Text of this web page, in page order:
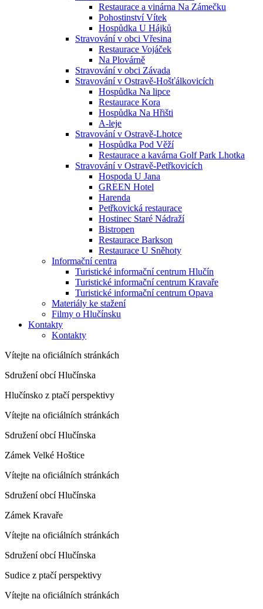
Restaurace a vinárna Na Zámečku
Pohostinství Vítek
Hospůdka U Hájků
Stravování v obci Vřesina
Restaurace Vojáček
Na Plovárně
Stravování v obci Závada
Stravování v Ostravě-Hošťálkovicích
Hospůdka Na lipce
Restaurace Kora
Hospůdka Na Hřišti
A-leje
Stravování v Ostravě-Lhotce
Hospůdka Pod Věží
Restaurace a kavárna Golf Park Lhotka
Stravování v Ostravě-Petřkovicích
Hospoda U Jana
GREEN Hotel
Harenda
Petřkovická restaurace
Hostinec Staré Nádraží
Bistropen
Restaurace Barkson
Restaurace U Sněhoty
Informační centra
Turistické informační centrum Hlučín
Turistické informační centrum Kravaře
Turistické informační centrum Opava
Materiály ke stažení
Filmy o Hlučínsku
Kontakty
Kontakty
Vítejte na oficiálních stránkách
Sdružení obcí Hlučínska
Hlučínsko z ptačí perspektivy
Vítejte na oficiálních stránkách
Sdružení obcí Hlučínska
Zámek Velké Hoštice
Vítejte na oficiálních stránkách
Sdružení obcí Hlučínska
Zámek Kravaře
Vítejte na oficiálních stránkách
Sdružení obcí Hlučínska
Sudice z ptačí perspektivy
Vítejte na oficiálních stránkách